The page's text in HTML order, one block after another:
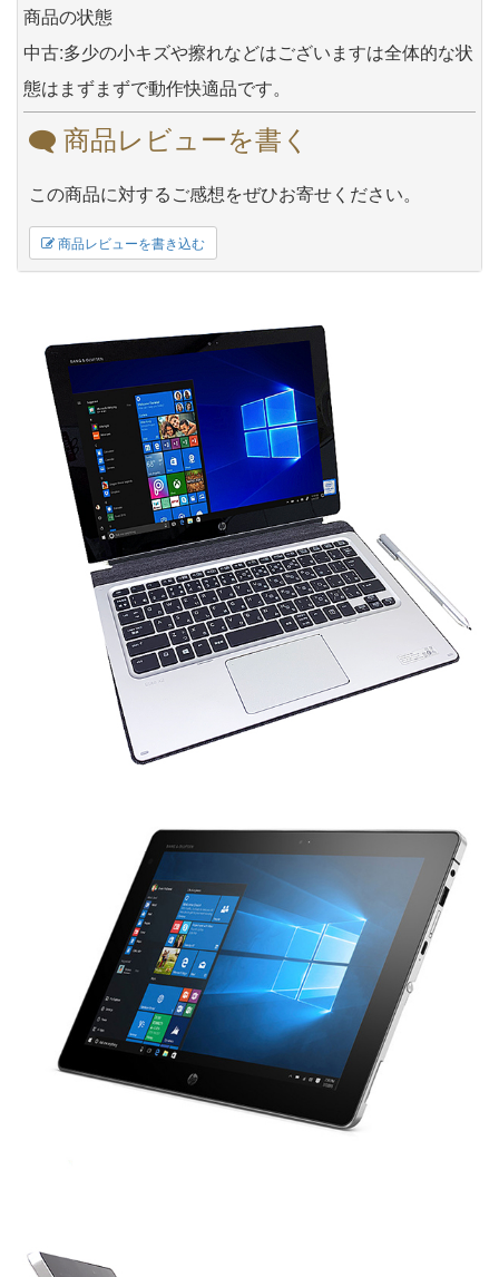
商品の状態
中古:多少の小キズや擦れなどはございますは全体的な状
態はまずまずで動作快適品です。
商品レビューを書く
この商品に対するご感想をぜひお寄せください。
商品レビューを書き込む